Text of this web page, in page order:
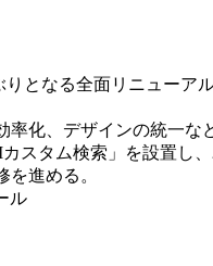
なる全面リニューア
化、デザインの統一
タム検索」を設置し
進める。
ル